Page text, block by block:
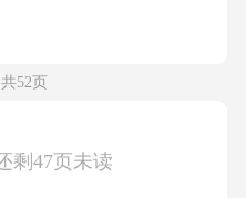
52页
剩47页未读